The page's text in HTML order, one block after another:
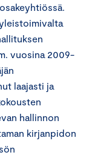
vuosina 2009-
laajasti ja
hallinnon
kirjanpidon